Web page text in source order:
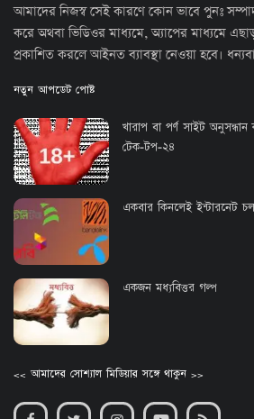
আমাদের নিজস্ব সেই কারণে কোন ভাবে পুনঃ
করে অথবা ভিডিওর মাধ্যমে, অ্যাপের মাধ্যমে
প্রকাশিত করলে আইনত ব্যাবস্থা নেওয়া হবে।
নতুন আপডেট পোষ্ট
খারাপ বা পর্ণ সাইট
টেক-টপ-২৪
একবার কিনলেই ইন্টারনেট
একজন মধ্যবিত্তর গল্প
<< আমাদের সোশ্যাল মিডিয়ার সঙ্গে থাকুন >>